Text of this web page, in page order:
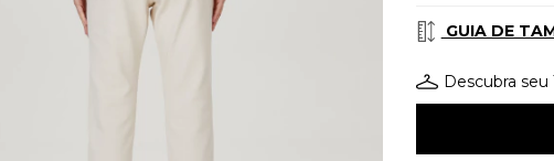
GUIA DE
Descubra seu